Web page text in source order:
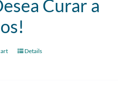
Curar a
Details